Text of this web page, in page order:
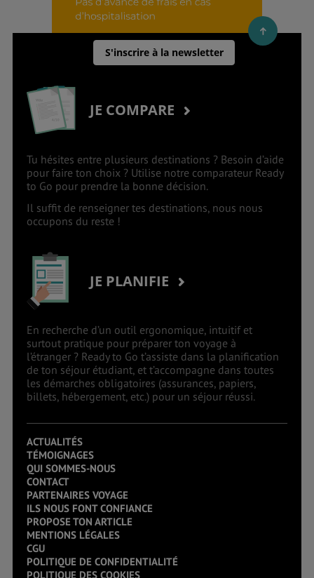
S'inscrire à la newsletter
JE COMPARE
Tu hésites entre plusieurs destinations ? Besoin d’aide
pour faire ton choix ? Utilise notre comparateur Ready
to Go pour prendre la bonne décision.
Il suffit de renseigner tes destinations, nous nous
occupons du reste !
JE PLANIFIE
En recherche d’un outil ergonomique, intuitif et
surtout pratique pour préparer ton voyage à
l’étranger ? Ready to Go t’assiste dans la planification
de ton séjour étudiant, et t’accompagne dans toutes
les démarches obligatoires (assurances, papiers,
billets, hébergement, etc.) pour un séjour réussi.
ACTUALITÉS
TÉMOIGNAGES
QUI SOMMES-NOUS
CONTACT
PARTENAIRES VOYAGE
ILS NOUS FONT CONFIANCE
PROPOSE TON ARTICLE
MENTIONS LÉGALES
CGU
POLITIQUE DE CONFIDENTIALITÉ
POLITIQUE DES COOKIES